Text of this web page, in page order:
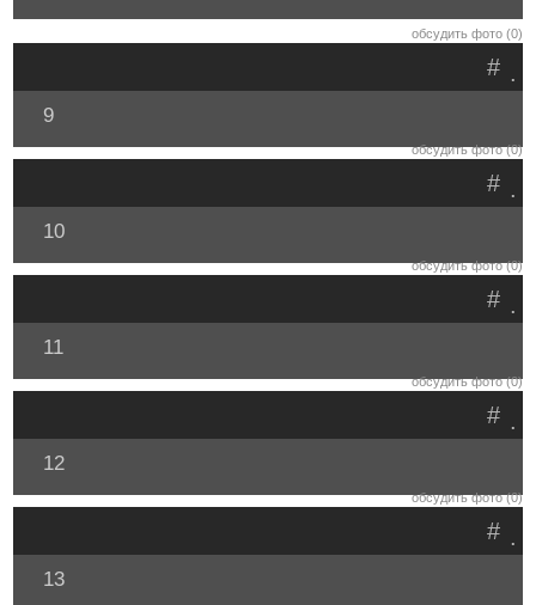
обсудить фото (0)
.
#
9
обсудить фото (0)
.
#
10
обсудить фото (0)
.
#
11
обсудить фото (0)
.
#
12
обсудить фото (0)
.
#
13